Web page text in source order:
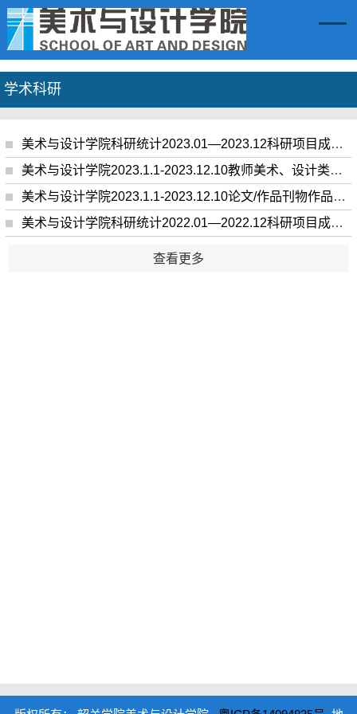
学术科研
美术与设计学院科研统计2023.01—2023.12科研项目成果统计表
美术与设计学院2023.1.1-2023.12.10教师美术、设计类作品入选获奖成果统计表
美术与设计学院2023.1.1-2023.12.10论文/作品刊物作品类成果统计表
美术与设计学院科研统计2022.01—2022.12科研项目成果统计表
查看更多